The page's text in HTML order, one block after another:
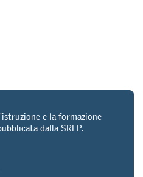
e la formazione
dalla SRFP.